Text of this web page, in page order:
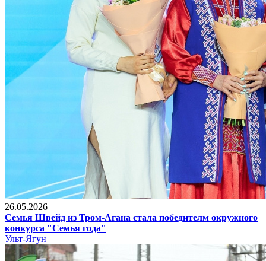
26.05.2026
Семья Швейд из Тром-Агана стала победителм окружного
конкурса "Семья года"
Ульт-Ягун